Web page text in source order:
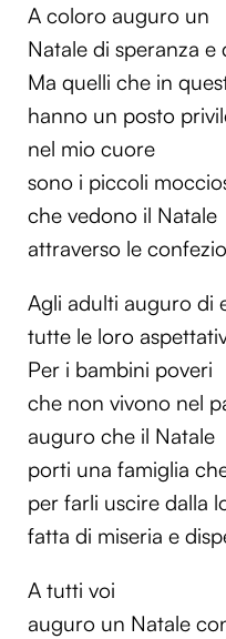
A coloro auguro un
Natale di speranza e
Ma quelli che in
hanno un posto
nel mio cuore
sono i piccoli
che vedono il Natale
attraverso le
Agli adulti auguro di
tutte le loro
Per i bambini poveri
che non vivono nel
auguro che il Natale
porti una famiglia
per farli uscire dalla
fatta di miseria e
A tutti voi
auguro un Natale